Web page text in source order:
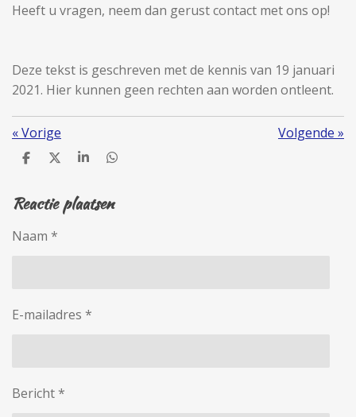
Heeft u vragen, neem dan gerust contact met ons op!
Deze tekst is geschreven met de kennis van 19 januari
2021. Hier kunnen geen rechten aan worden ontleent.
«Vorige Volgende »
D
e
n
D
l
S
r
e
D
e
n
Reactie plaatsen
Naam *
E-mailadres *
Bericht *